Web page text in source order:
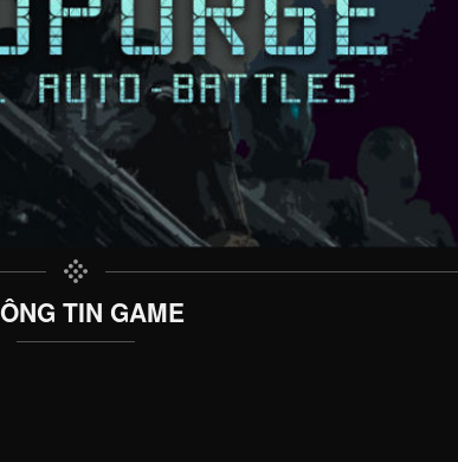
TIN GAME